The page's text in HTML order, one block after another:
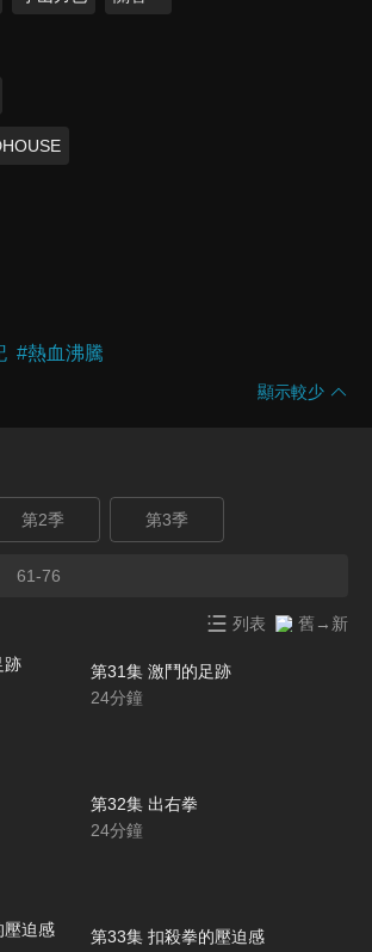
#熱血沸騰
顯示較少
第2季 第3季
61-76
列表 舊→新
第31集 激鬥的足跡
24分鐘
第32集 出右拳
24分鐘
第33集 扣殺拳的壓迫感